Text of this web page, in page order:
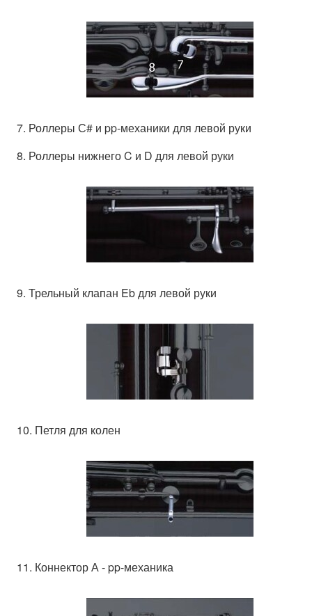
7. Роллеры С# и pp-механики для левой руки
8. Роллеры нижнего C и D для левой руки
9. Трельный клапан Eb для левой руки
10. Петля для колен
11. Коннектор А - pp-механика